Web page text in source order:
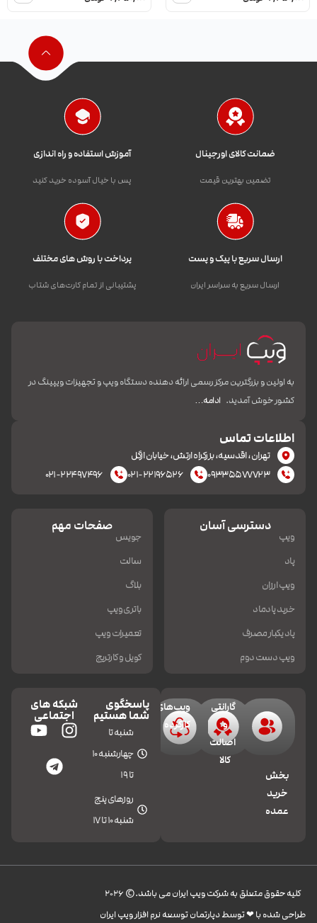
ضمانت کالای اورجینال
تضمین بهترین قیمت
آموزش استفاده و راه اندازی
پس با خیال آسوده خرید کنید
ارسال سریع با پیک و پست
ارسال سریع به سراسر ایران
پرداخت با روش های مختلف
پشتیبانی از تمام کارت‌های شتاب
به اولین و بزرگترین مرکز رسمی ارائه دهنده دستگاه ویپ و تجهیزات ویپینگ در
کشور خوش آمدید. ادامه…
اطلاعات تماس
تهران، اقدسیه، بزرکراه ارتش، خیابان ازگل
۰۹۳۳۵۵۷۷۷۲۳
۰۲۱-۲۲۱۹۶۵۲۶ ۰۲۱-۲۲۴۹۷۴۹۶
دسترسی آسان
ویپ
پاد
ویپ ارزان
خرید پادماد
پاد یکبار مصرف
ویپ دست دوم
صفحات مهم
جویس
سالت
بلاگ
باتری ویپ
تعمیرات ویپ
کویل و کارتریج
بخش
خرید
عمده
گارانتی
و
اصالت
کالا
ویپ‌های
کارکرده
پاسخگوی
شما هستیم
شنبه تا
چهارشنبه 10
تا 19
روزهای پنج
شنبه 10 تا 17
شبکه های
اجتماعی
کليه حقوق متعلق به شرکت ویپ ایران می باشد.© 2026
طراحی شده با ❤︎ توسط دپارتمان توسعه نرم افزار ویپ ایران